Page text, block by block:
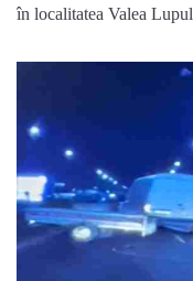
în localitatea Valea